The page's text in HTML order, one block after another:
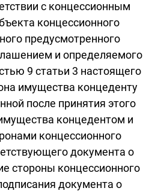
с концессионным
концессионного
предусмотренного
и определяемого
9 статьи 3 настоящего
имущества концеденту
после принятия этого
концедентом и
концессионного
документа о
стороны концессионного
документа о